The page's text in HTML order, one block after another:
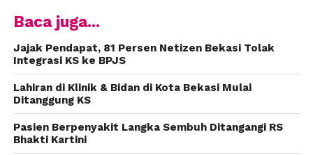
Dan pencetakan hanya dilakukan bagi masyarakat
yang sedang sakit , dirawat maupun dalam keadaan
darurat lainnya kartu saat ini hampir mencapai
600000 Kartu yang tercetak sesuai pengandaan
blangko ks di dinas Kependudukan dan Catatan Sipil
sebanyak 600000 di tahun 2018.
Pemkot Bekasi tetap berkomitmen memberikan
Baca juga...
Jajak Pendapat, 81 Persen Netizen Bekasi Tolak
Integrasi KS ke BPJS
Lahiran di Klinik & Bidan di Kota Bekasi Mulai
Ditanggung KS
Pasien Berpenyakit Langka Sembuh Ditangangi RS
Bhakti Kartini